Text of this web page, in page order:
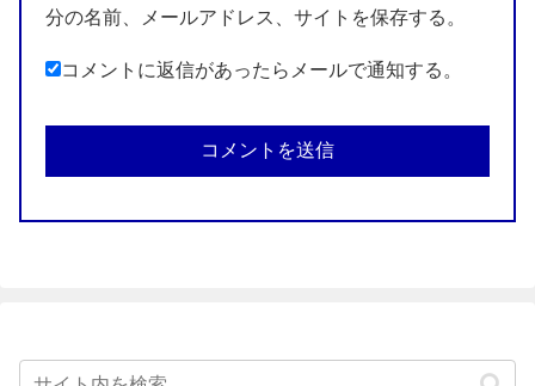
分の名前、メールアドレス、サイトを保存する。
コメントに返信があったらメールで通知する。